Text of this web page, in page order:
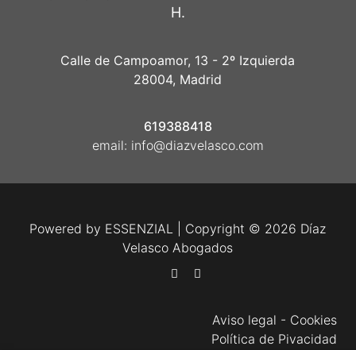
H.
Calle de Campoamor, 13 - 2º Izquierda
28004, Madrid
619388418
email: info@diazvelasco.com
Powered by ESSENZIAL | Copyright © 2026 Díaz
Velasco Abogados
Aviso legal - Cookies
Política de Pivacidad